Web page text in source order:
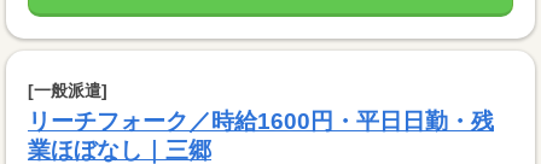
[一般派遣]
リーチフォーク／時給1600円・平日日勤・残
業ほぼなし｜三郷